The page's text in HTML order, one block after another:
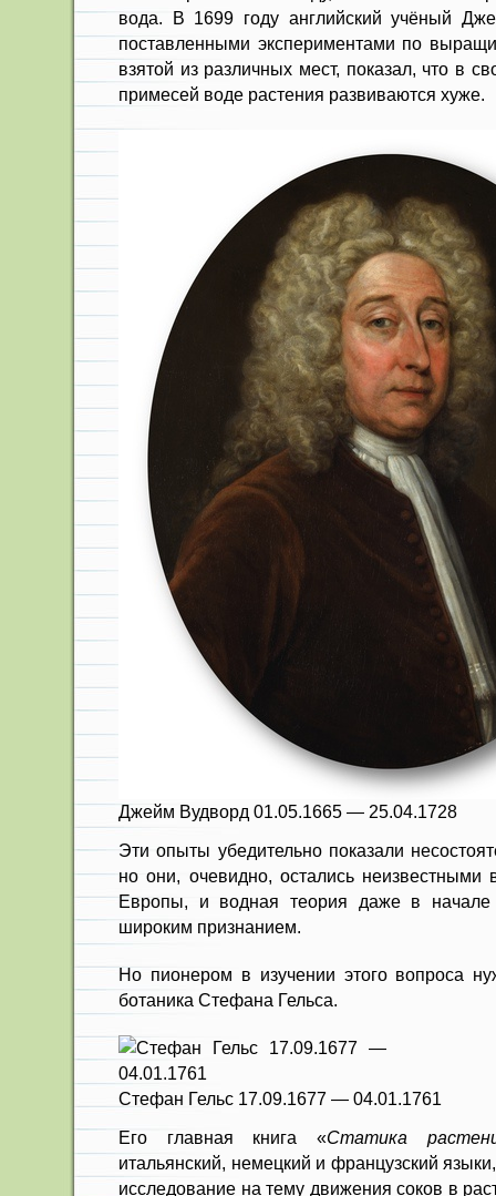
вода. В 1699 году английский учёный
поставленными экспериментами по
взятой из различных мест, показал, что в
примесей воде растения развиваются хуже.
Джейм Вудворд 01.05.1665 — 25.04.1728
Эти опыты убедительно показали
но они, очевидно, остались неизвестными
Европы, и водная теория даже в начале
широким признанием.
Но пионером в изучении этого вопроса
ботаника Стефана Гельса.
Стефан Гельс 17.09.1677 — 04.01.1761
Его главная книга «Статика
итальянский, немецкий и французский
исследование на тему движения соков в